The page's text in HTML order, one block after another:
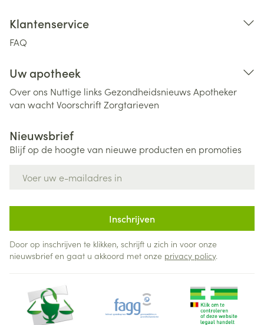
Klantenservice
FAQ
Uw apotheek
Over ons Nuttige links Gezondheidsnieuws Apotheker
van wachtVoorschriftZorgtarieven
Nieuwsbrief
Blijf op de hoogte van nieuwe producten en promoties
Inschrijven
Door op inschrijven te klikken, schrijft u zich in voor onze
nieuwsbrief en gaat u akkoord met onze privacy policy.